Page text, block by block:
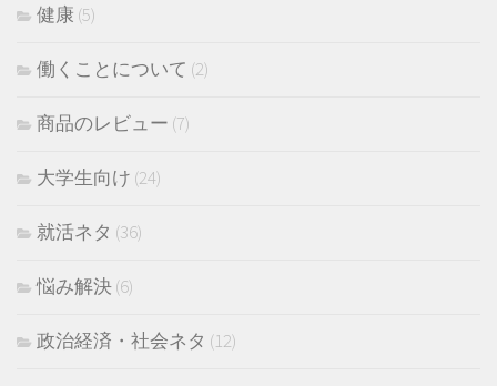
健康 (5)
働くことについて (2)
商品のレビュー (7)
大学生向け (24)
就活ネタ (36)
悩み解決(6)
政治経済・社会ネタ (12)